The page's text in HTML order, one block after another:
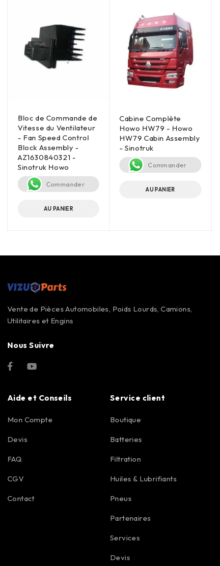
Bloc de Commande de
Vitesse du Ventilateur
- Fan Speed Control
Block Assembly -
AZ1630840321 -
Sinotruk Howo
Commander
AU PANIER
Cabine Complète
Howo HW79 - Howo
HW79 Cabin Assembly
- Sinotruk
Commander
AU PANIER
Vente de Pièces Automobiles, Poids Lourds, Camions,
Utilitaires et Engins
Nous Suivre
Aide et Conseils
Mon Compte
Devis
FAQ
CGV
Contact
Service client
Boutique
Batteries
Filtration
Huiles & Lubrifiants
Pneus
Partenaires
Services
Devis